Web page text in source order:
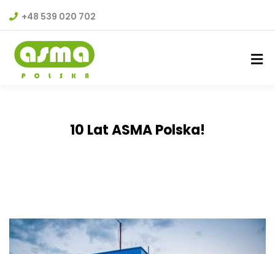
+48 539 020 702
10 Lat ASMA Polska!